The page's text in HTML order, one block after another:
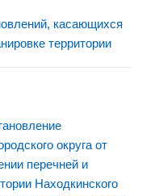
касающихся
территории
округа от
перечней и
Находкинского